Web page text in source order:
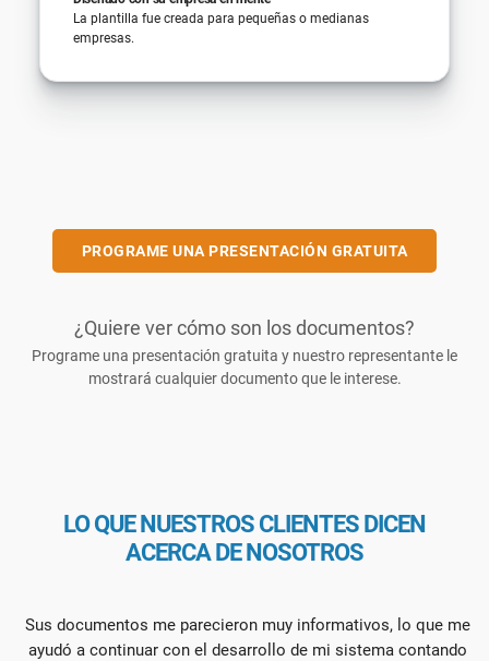
La plantilla fue creada para pequeñas o medianas
empresas.
PROGRAME UNA PRESENTACIÓN GRATUITA
¿Quiere ver cómo son los documentos?
Programe una presentación gratuita y nuestro representante le
mostrará cualquier documento que le interese.
LO QUE NUESTROS CLIENTES DICEN
ACERCA DE NOSOTROS
Sus documentos me parecieron muy informativos, lo que me
ayudó a continuar con el desarrollo de mi sistema contando